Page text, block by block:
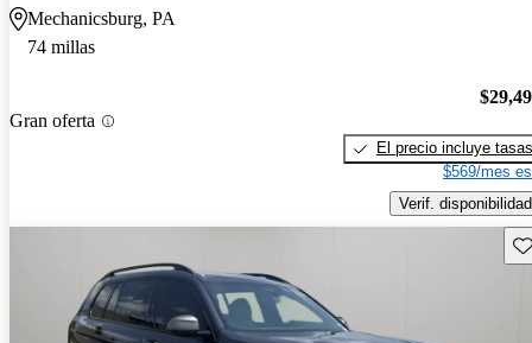
Mechanicsburg, PA
74 millas
Gran oferta
El precio incluye tasas
$569/mes
Verif. disponibilidad